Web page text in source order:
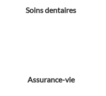
Soins dentaires
Assurance-vie